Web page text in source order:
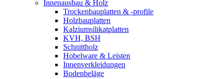
Innenausbau & Holz
Trockenbauplatten & -profile
Holzbauplatten
Kalziumsilikatplatten
KVH, BSH
Schnittholz
Hobelware & Leisten
Innenverkleidungen
Bodenbeläge